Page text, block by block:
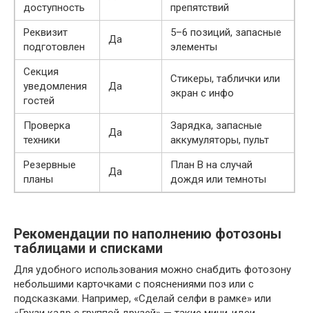
доступность
препятствий
Реквизит
подготовлен
Да
5–6 позиций, запасные
элементы
Секция
уведомления
гостей
Да
Стикеры, таблички или
экран с инфо
Проверка
техники
Да
Зарядка, запасные
аккумуляторы, пульт
Резервные
планы
Да
План B на случай
дождя или темноты
Рекомендации по наполнению фотозоны
таблицами и списками
Для удобного использования можно снабдить фотозону
небольшими карточками с пояснениями поз или с
подсказками. Например, «Сделай селфи в рамке» или